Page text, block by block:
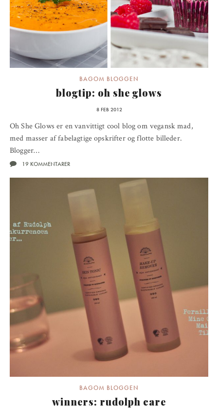
BAGOM BLOGGEN
blogtip: oh she glows
8 FEB 2012
Oh She Glows er en vanvittigt cool blog om vegansk mad,
med masser af fabelagtige opskrifter og flotte billeder.
Blogger…
19 KOMMENTARER
BAGOM BLOGGEN
winners: rudolph care